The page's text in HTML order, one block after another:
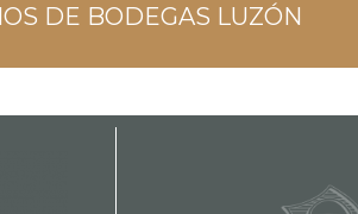
DE BODEGAS LUZÓN